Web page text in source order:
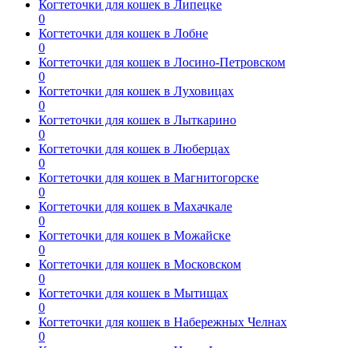
Когтеточки для кошек в Липецке
0
Когтеточки для кошек в Лобне
0
Когтеточки для кошек в Лосино-Петровском
0
Когтеточки для кошек в Луховицах
0
Когтеточки для кошек в Лыткарино
0
Когтеточки для кошек в Люберцах
0
Когтеточки для кошек в Магнитогорске
0
Когтеточки для кошек в Махачкале
0
Когтеточки для кошек в Можайске
0
Когтеточки для кошек в Московском
0
Когтеточки для кошек в Мытищах
0
Когтеточки для кошек в Набережных Челнах
0